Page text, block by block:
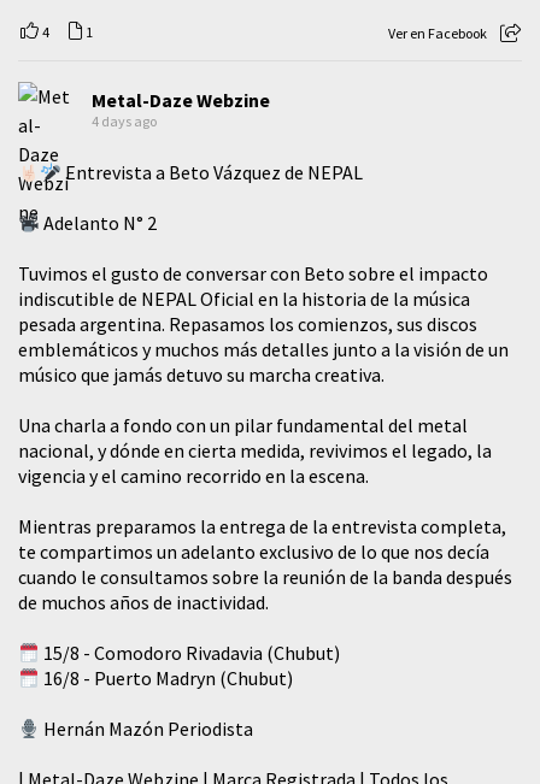
4 1 Ver en Facebook
Metal-Daze Webzine
4 days ago
Entrevista a Beto Vázquez de NEPAL
Adelanto N° 2
Tuvimos el gusto de conversar con Beto sobre el impacto
indiscutible de NEPAL Oficial en la historia de la música
pesada argentina. Repasamos los comienzos, sus discos
emblemáticos y muchos más detalles junto a la visión de un
músico que jamás detuvo su marcha creativa.
​Una charla a fondo con un pilar fundamental del metal
nacional, y dónde en cierta medida, revivimos el legado, la
vigencia y el camino recorrido en la escena.
Mientras preparamos la entrega de la entrevista completa,
te compartimos un adelanto exclusivo de lo que nos decía
cuando le consultamos sobre la reunión de la banda después
de muchos años de inactividad.
15/8 - Comodoro Rivadavia (Chubut)
16/8 - Puerto Madryn (Chubut)
Hernán Mazón Periodista